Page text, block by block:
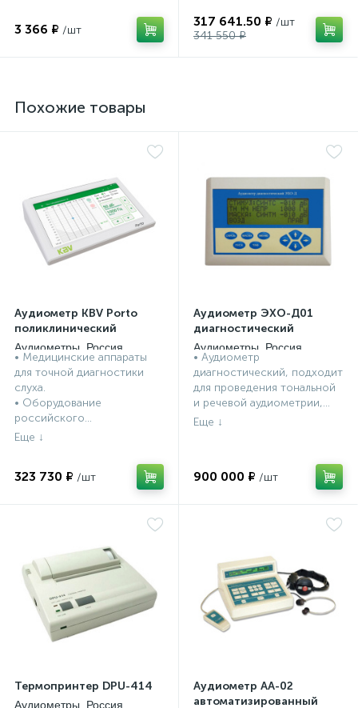
3 366 ₽
317 641.50 ₽
341 550 ₽
Похожие товары
Аудиометр KBV Porto
поликлинический
Аудиометры, Россия
• Медицинские аппараты
для точной диагностики
слуха.
• Оборудование
российского...
323 730 ₽
Аудиометр ЭХО-Д01
диагностический
Аудиометры, Россия
• Аудиометр
диагностический, подходит
для проведения тональной
и речевой аудиометрии,...
900 000 ₽
Термопринтер DPU-414
Аудиометры, Россия
Аудиометр АА-02
автоматизированный